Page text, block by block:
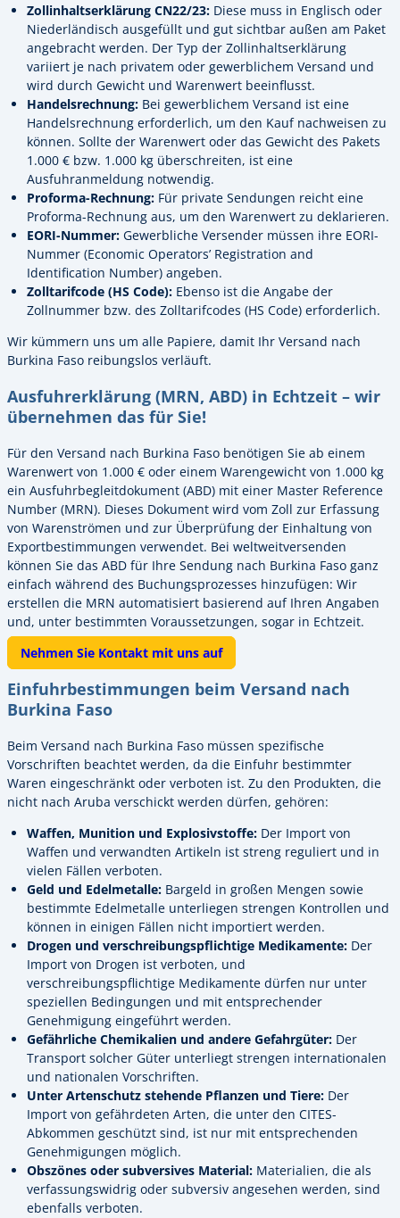
Zollinhaltserklärung CN22/23: Diese muss in Englisch oder
Niederländisch ausgefüllt und gut sichtbar außen am Paket
angebracht werden. Der Typ der Zollinhaltserklärung
variiert je nach privatem oder gewerblichem Versand und
wird durch Gewicht und Warenwert beeinflusst.
Handelsrechnung: Bei gewerblichem Versand ist eine
Handelsrechnung erforderlich, um den Kauf nachweisen zu
können. Sollte der Warenwert oder das Gewicht des Pakets
1.000 € bzw. 1.000 kg überschreiten, ist eine
Ausfuhranmeldung notwendig.
Proforma-Rechnung: Für private Sendungen reicht eine
Proforma-Rechnung aus, um den Warenwert zu deklarieren.
EORI-Nummer: Gewerbliche Versender müssen ihre EORI-
Nummer (Economic Operators’ Registration and
Identification Number) angeben.
Zolltarifcode (HS Code): Ebenso ist die Angabe der
Zollnummer bzw. des Zolltarifcodes (HS Code) erforderlich.
Wir kümmern uns um alle Papiere, damit Ihr Versand nach
Burkina Faso reibungslos verläuft.
Ausfuhrerklärung (MRN, ABD) in Echtzeit – wir
übernehmen das für Sie!
Für den Versand nach Burkina Faso benötigen Sie ab einem
Warenwert von 1.000 € oder einem Warengewicht von 1.000 kg
ein Ausfuhrbegleitdokument (ABD) mit einer Master Reference
Number (MRN). Dieses Dokument wird vom Zoll zur Erfassung
von Warenströmen und zur Überprüfung der Einhaltung von
Exportbestimmungen verwendet. Bei weltweitversenden
können Sie das ABD für Ihre Sendung nach Burkina Faso ganz
einfach während des Buchungsprozesses hinzufügen: Wir
erstellen die MRN automatisiert basierend auf Ihren Angaben
und, unter bestimmten Voraussetzungen, sogar in Echtzeit.
Nehmen Sie Kontakt mit uns auf
Einfuhrbestimmungen beim Versand nach
Burkina Faso
Beim Versand nach Burkina Faso müssen spezifische
Vorschriften beachtet werden, da die Einfuhr bestimmter
Waren eingeschränkt oder verboten ist. Zu den Produkten, die
nicht nach Aruba verschickt werden dürfen, gehören:
Waffen, Munition und Explosivstoffe: Der Import von
Waffen und verwandten Artikeln ist streng reguliert und in
vielen Fällen verboten.
Geld und Edelmetalle: Bargeld in großen Mengen sowie
bestimmte Edelmetalle unterliegen strengen Kontrollen und
können in einigen Fällen nicht importiert werden.
Drogen und verschreibungspflichtige Medikamente: Der
Import von Drogen ist verboten, und
verschreibungspflichtige Medikamente dürfen nur unter
speziellen Bedingungen und mit entsprechender
Genehmigung eingeführt werden.
Gefährliche Chemikalien und andere Gefahrgüter: Der
Transport solcher Güter unterliegt strengen internationalen
und nationalen Vorschriften.
Unter Artenschutz stehende Pflanzen und Tiere: Der
Import von gefährdeten Arten, die unter den CITES-
Abkommen geschützt sind, ist nur mit entsprechenden
Genehmigungen möglich.
Obszönes oder subversives Material: Materialien, die als
verfassungswidrig oder subversiv angesehen werden, sind
ebenfalls verboten.